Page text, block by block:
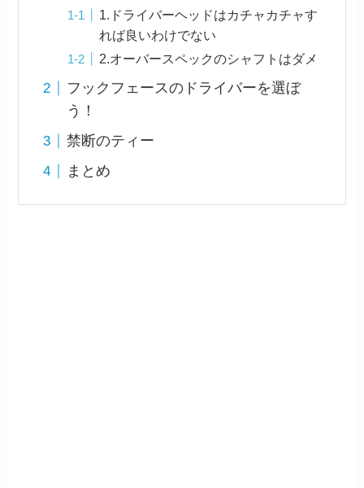
1.ドライバーヘッドはカチャカチャす
れば良いわけでない
2.オーバースペックのシャフトはダメ
フックフェースのドライバーを選ぼ
う！
禁断のティー
まとめ